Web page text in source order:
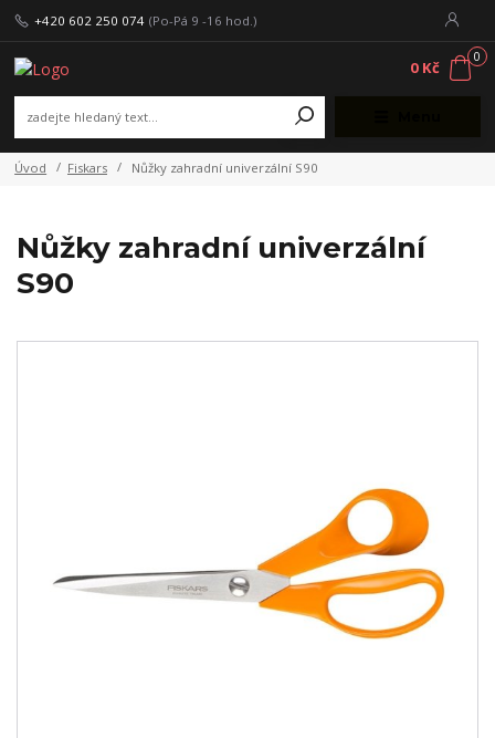
+420 602 250 074 (Po-Pá 9 -16 hod.)
0
0 Kč
Úvod Fiskars Nůžky zahradní univerzální S90
Nůžky zahradní univerzální
S90